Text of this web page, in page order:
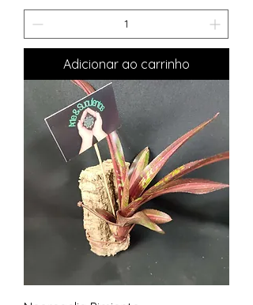
Adicionar ao carrinho